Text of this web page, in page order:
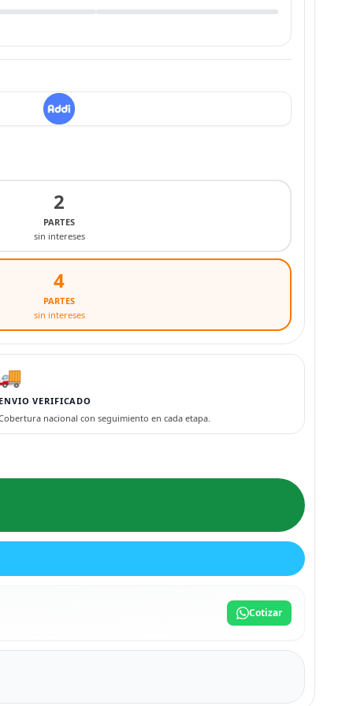
2
PARTES
sin intereses
4
PARTES
sin intereses
🚚
ENVIO VERIFICADO
nacional con seguimiento en cada etapa.
Cotizar